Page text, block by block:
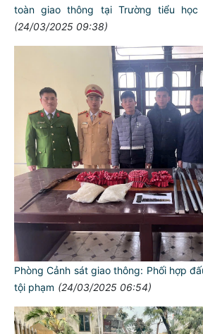
toàn giao thông tại Trường tiểu học
(24/03/2025 09:38)
Phòng Cảnh sát giao thông: Phối hợp
tội phạm (24/03/2025 06:54)